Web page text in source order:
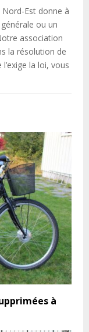
Est donne à
ou un
association
la résolution de
la loi, vous
à